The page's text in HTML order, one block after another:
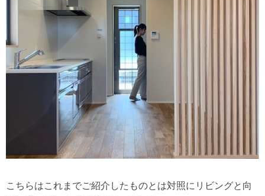
こちらはこれまでご紹介したものとは対照にリビングと向